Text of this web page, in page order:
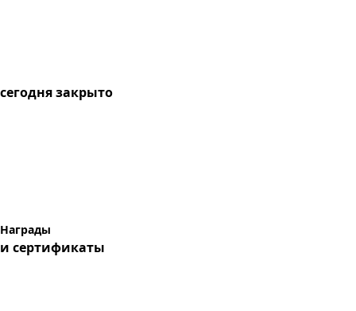
сегоднязакрыто
Награды
и сертификаты